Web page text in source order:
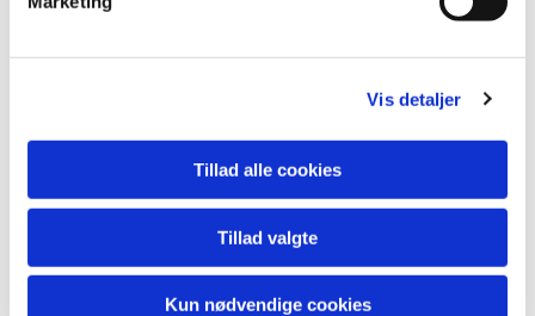
Vis detaljer
Tillad alle cookies
Tillad valgte
Kun nødvendige cookies